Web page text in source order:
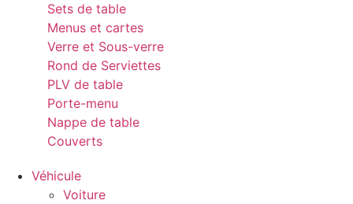
Sets de table
Menus et cartes
Verre et Sous-verre
Rond de Serviettes
PLV de table
Porte-menu
Nappe de table
Couverts
Véhicule
Voiture